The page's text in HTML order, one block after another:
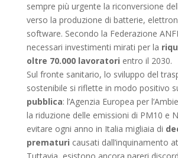
sempre più urgente la riconversione
verso la produzione di batterie,
software. Secondo la Federazione
necessari investimenti mirati per la
oltre 70.000 lavoratori entro il 2030.
Sul fronte sanitario, lo sviluppo del
sostenibile si riflette in modo positivo
pubblica: l’Agenzia Europea per
la riduzione delle emissioni di PM10 e
evitare ogni anno in Italia migliaia di
prematuri causati dall’inquinamento